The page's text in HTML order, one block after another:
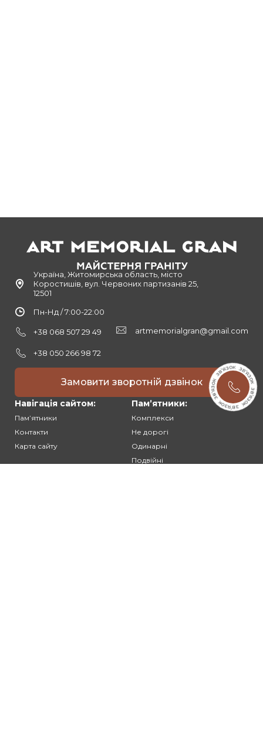
Україна, Житомирська область, місто
Коростишів, вул. Червоних партизанів 25,
12501
Пн-Нд / 7:00-22:00
+38 068 507 29 49
+38 050 266 98 72
artmemorialgran@gmail.com
Замовити зворотній дзвінок
Навігація сайтом:
Памʼятники
Контакти
Карта сайту
Памʼятники:
Комплекси
Не дорогі
Одинарні
Подвійні